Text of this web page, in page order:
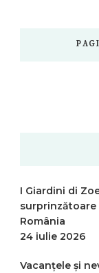
I Giardini di
România
24 iulie 2026
Vacanțele și